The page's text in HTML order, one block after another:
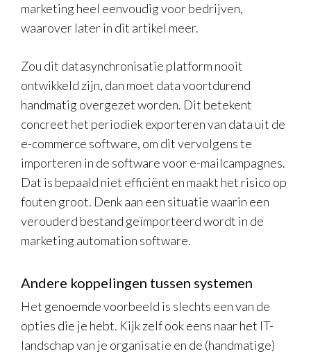
marketing heel eenvoudig voor bedrijven,
waarover later in dit artikel meer.
Zou dit datasynchronisatie platform nooit
ontwikkeld zijn, dan moet data voortdurend
handmatig overgezet worden. Dit betekent
concreet het periodiek exporteren van data uit de
e-commerce software, om dit vervolgens te
importeren in de software voor e-mailcampagnes.
Dat is bepaald niet efficiënt en maakt het risico op
fouten groot. Denk aan een situatie waarin een
verouderd bestand geïmporteerd wordt in de
marketing automation software.
Andere koppelingen tussen systemen
Het genoemde voorbeeld is slechts een van de
opties die je hebt. Kijk zelf ook eens naar het IT-
landschap van je organisatie en de (handmatige)